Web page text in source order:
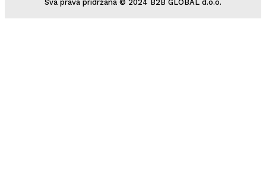
Sva prava pridržana © 2024 B2B GLOBAL d.o.o.